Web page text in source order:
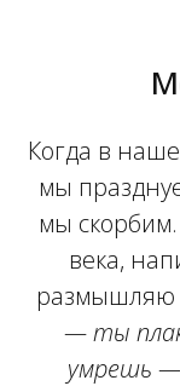
Когда в
мы
мы
века,
размышляю
— ты
умрешь